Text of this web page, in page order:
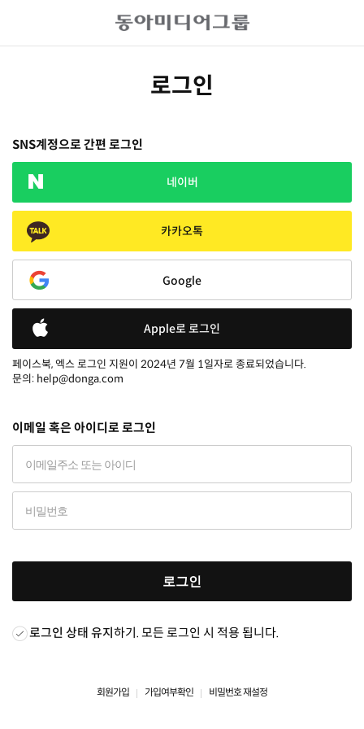
로그인
SNS계정으로 간편 로그인
네이버
카카오톡
Google
Apple로 로그인
페이스북, 엑스 로그인 지원이 2024년 7월 1일자로 종료되었습니다.
문의: help@donga.com
이메일 혹은 아이디로 로그인
로그인
로그인 상태 유지하기. 모든 로그인 시 적용 됩니다.
회원가입 가입여부확인 비밀번호 재설정